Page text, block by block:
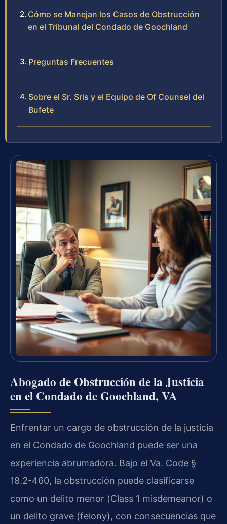
Cómo se Manejan los Casos de Obstrucción
en el Tribunal del Condado de Goochland
Preguntas Frecuentes
Sobre el Sr. Sris y el Equipo de Of Counsel del
Bufete
Abogado de Obstrucción de la Justicia
en el Condado de Goochland, VA
Enfrentar un cargo de obstrucción de la justicia
en el Condado de Goochland puede ser una
experiencia abrumadora. Bajo el Va. Code §
18.2-460, la obstrucción puede clasificarse
como un delito menor (Class 1 misdemeanor) o
un delito grave (felony), con consecuencias que